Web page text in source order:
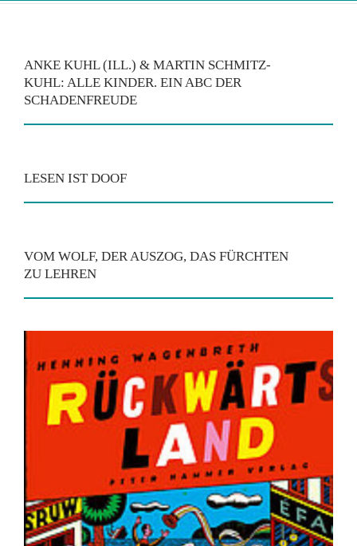
ANKE KUHL (ILL.) & MARTIN SCHMITZ-
KUHL: ALLE KINDER. EIN ABC DER
SCHADENFREUDE
LESEN IST DOOF
VOM WOLF, DER AUSZOG, DAS FÜRCHTEN
ZU LEHREN